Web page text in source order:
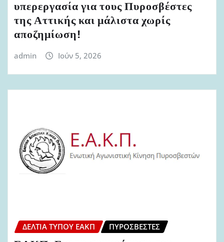
υπερεργασία για τους Πυροσβέστες
της Αττικής και μάλιστα χωρίς
αποζημίωση!
admin Ιούν 5, 2026
ΔΕΛΤΊΑ ΤΎΠΟΥ ΕΑΚΠ ΠΥΡΟΣΒΈΣΤΕΣ